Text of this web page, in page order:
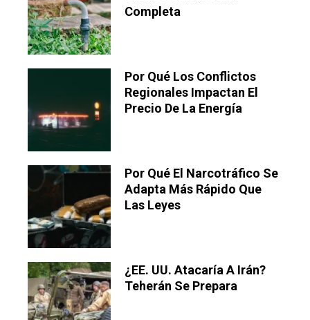
Completa
Por Qué Los Conflictos
Regionales Impactan El
Precio De La Energía
Por Qué El Narcotráfico Se
Adapta Más Rápido Que
Las Leyes
¿EE. UU. Atacaría A Irán?
Teherán Se Prepara